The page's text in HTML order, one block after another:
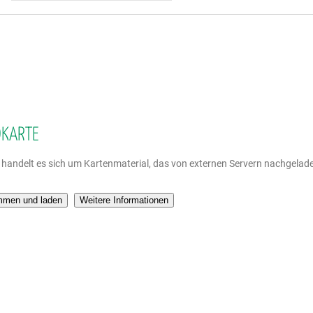
handelt es sich um Kartenmaterial, das von externen Servern
und laden Weitere Informationen